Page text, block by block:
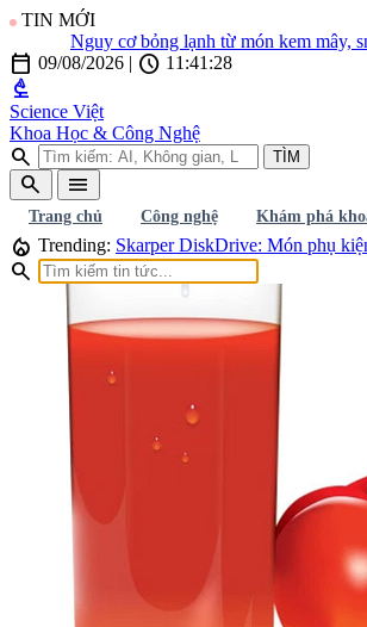
TIN MỚI
Nguy cơ bỏng lạnh từ món kem mây, snack
calendar_today 09/08/2026 | schedule 11:41:29
biotech
Science Việt
Khoa Học & Công Nghệ
search TÌM
search menu
Trang chủ Công nghệ Khám phá
local_fire_department Trending: Skarper DiskDrive: Món phụ
search